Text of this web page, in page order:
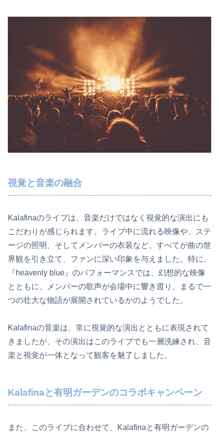
視覚と音楽の融合
Kalafinaのライブは、音楽だけではなく視覚的な演出にも
こだわりが感じられます。ライブ中に流れる映像や、ステ
ージの照明、そしてメンバーの衣装など、すべてが曲の世
界観を引き立て、ファンに深い印象を与えました。特に、
『heavenly blue』のパフォーマンスでは、幻想的な映像
とともに、メンバーの歌声が会場中に響き渡り、まるで一
つの壮大な物語が展開されているかのようでした。
Kalafinaの音楽は、常に視覚的な演出とともに表現されて
きましたが、その演出はこのライブでも一層洗練され、音
楽と視覚が一体となって観客を魅了しました。
Kalafinaと有明ガーデンのコラボキャンペーン
また、このライブに合わせて、Kalafinaと有明ガーデンの